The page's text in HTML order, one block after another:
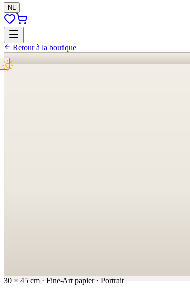
NL
Retour à la boutique
30 × 45 cm · Fine-Art papier· Portrait